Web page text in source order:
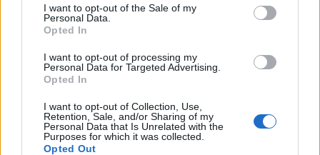
I want to opt-out of the Sale of my
Personal Data.
Opted In
I want to opt-out of processing my
Personal Data for Targeted Advertising.
Opted In
I want to opt-out of Collection, Use,
Retention, Sale, and/or Sharing of my
Personal Data that Is Unrelated with the
Purposes for which it was collected.
Opted Out
Η Γερμανία επικράτησε της Φινλανδίας και
προκρίθηκε στον τελικό του Eurobasket 2025 και
12 Σεπτεμβρίου 2025 19:49